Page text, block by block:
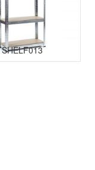
SHELF013